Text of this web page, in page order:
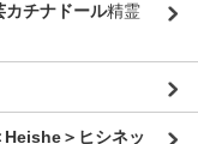
カチナドール精霊
Heishe＞ヒシネッ